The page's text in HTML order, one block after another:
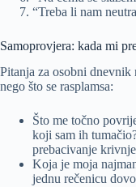
“Treba li nam
Samoprovjera: kada mi
Pitanja za osobni dnevnik
nego što se rasplamsa:
Što me točno
koji sam ih
prebacivanje
Koja je moja
jednu rečenicu